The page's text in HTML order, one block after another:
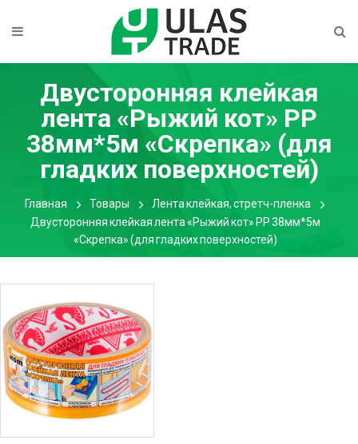
Двусторонняя клейкая
лента «Рыжий кот» PP
38мм*5м «Скрепка» (для
гладких поверхностей)
Главная Товары
Лента клейкая, стретч-пленка
Двусторонняя клейкая лента «Рыжий кот» PP 38мм*5м
«Скрепка» (для гладких поверхностей)